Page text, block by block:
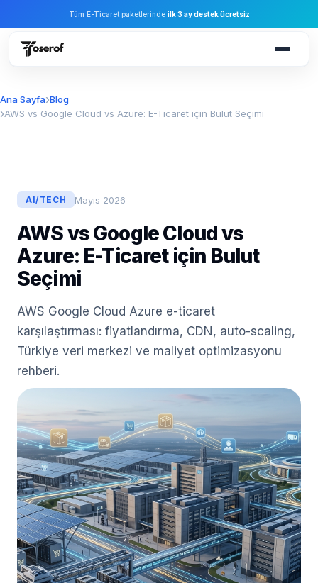
Tüm E-Ticaret paketlerinde ilk 3 ay destek ücretsiz
Ana Sayfa Blog
AWS vs Google Cloud vs Azure: E-Ticaret için Bulut Seçimi
AI/TECH Mayıs 2026
AWS vs Google Cloud vs
Azure: E-Ticaret için Bulut
Seçimi
AWS Google Cloud Azure e-ticaret
karşılaştırması: fiyatlandırma, CDN, auto-scaling,
Türkiye veri merkezi ve maliyet optimizasyonu
rehberi.